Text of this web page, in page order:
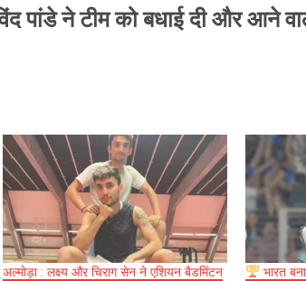
पांडे ने टीम को बधाई दी और आने
अल्मोड़ा : लक्ष्य और चिराग सेन ने एशियन बैडमिंटन
भारत